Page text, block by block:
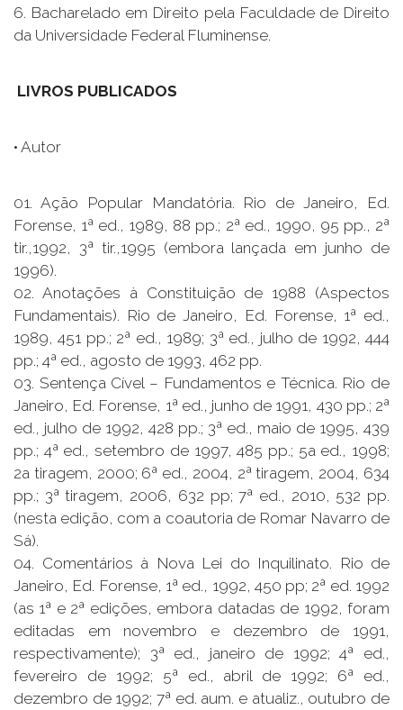
6. Bacharelado em Direito pela Faculdade de Direito
da Universidade Federal Fluminense.
LIVROS PUBLICADOS
• Autor
01. Ação Popular Mandatória. Rio de Janeiro, Ed.
Forense, 1ª ed., 1989, 88 pp.; 2ª ed., 1990, 95 pp., 2ª
tir.,1992, 3ª tir.,1995 (embora lançada em junho de
1996).
02. Anotações à Constituição de 1988 (Aspectos
Fundamentais). Rio de Janeiro, Ed. Forense, 1ª ed.,
1989, 451 pp.; 2ª ed., 1989; 3ª ed., julho de 1992, 444
pp.; 4ª ed., agosto de 1993, 462 pp.
03. Sentença Cível – Fundamentos e Técnica. Rio de
Janeiro, Ed. Forense, 1ª ed., junho de 1991, 430 pp.; 2ª
ed., julho de 1992, 428 pp.; 3ª ed., maio de 1995, 439
pp.; 4ª ed., setembro de 1997, 485 pp.; 5a ed., 1998;
2a tiragem, 2000; 6ª ed., 2004, 2ª tiragem, 2004, 634
pp.; 3ª tiragem, 2006, 632 pp; 7ª ed., 2010, 532 pp.
(nesta edição, com a coautoria de Romar Navarro de
Sá).
04. Comentários à Nova Lei do Inquilinato. Rio de
Janeiro, Ed. Forense, 1ª ed., 1992, 450 pp; 2ª ed. 1992
(as 1ª e 2ª edições, embora datadas de 1992, foram
editadas em novembro e dezembro de 1991,
respectivamente); 3ª ed., janeiro de 1992; 4ª ed.,
fevereiro de 1992; 5ª ed., abril de 1992; 6ª ed.,
dezembro de 1992; 7ª ed. aum. e atualiz., outubro de